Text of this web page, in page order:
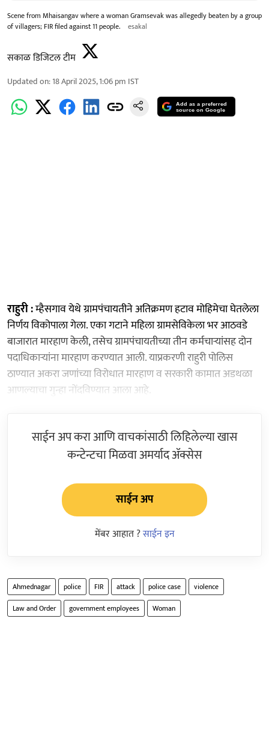
Scene from Mhaisangav where a woman Gramsevak was allegedly beaten by a group
of villagers; FIR filed against 11 people.
esakal
सकाळ डिजिटल टीम
Updated on:18 April 2025, 1:06 pm IST
Add as a preferred
source on Google
राहुरी :म्हैसगाव येथे ग्रामपंचायतीने अतिक्रमण हटाव मोहिमेचा घेतलेला
निर्णय विकोपाला गेला. एका गटाने महिला ग्रामसेविकेला भर आठवडे
बाजारात मारहाण केली, तसेच ग्रामपंचायतीच्या तीन कर्मचाऱ्यांसह दोन
पदाधिकाऱ्यांना मारहाण करण्यात आली. याप्रकरणी राहुरी पोलिस
ठाण्यात अकरा जणांच्या विरोधात मारहाण व सरकारी कामात अडथळा
आणल्याचा गुन्हा नोंदविण्यात आला आहे.
साईन अप करा आणि वाचकांसाठी लिहिलेल्या खास
कन्टेन्टचा मिळवा अमर्याद ॲक्सेस
साईन अप
मेंबर आहात ?साईन इन
Ahmednagar police FIR attack police case
violence
Law and Order
government employees Woman